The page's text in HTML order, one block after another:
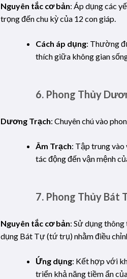
Nguyên tắc cơ bản: Áp dụng các
trọng đến chu kỳ của 12 con giáp.
Cách áp dụng: Thường
thích giữa không gian
6. Phong Thủy
Dương Trạch: Chuyên chú vào
Âm Trạch: Tập trung vào
tác động đến vận mệnh
7. Phong Thủy Bát
Nguyên tắc cơ bản: Sử dụng
dụng Bát Tự (tứ trụ) nhằm điều
Ứng dụng: Kết hợp với
triển khả năng tiềm ẩn